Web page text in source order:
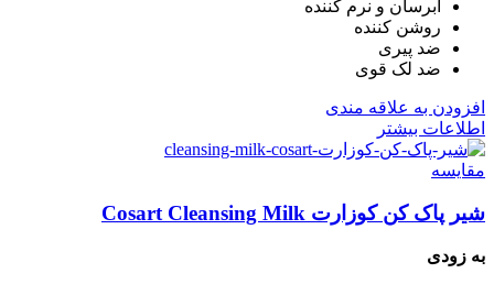
آبرسان و نرم کننده
روشن کننده
ضد پیری
ضد لک قوی
افزودن به علاقه مندی
اطلاعات بیشتر
مقایسه
شیر پاک کن کوزارت Cosart Cleansing Milk
به زودی